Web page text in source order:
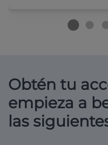
Obtén tu
empieza a
las